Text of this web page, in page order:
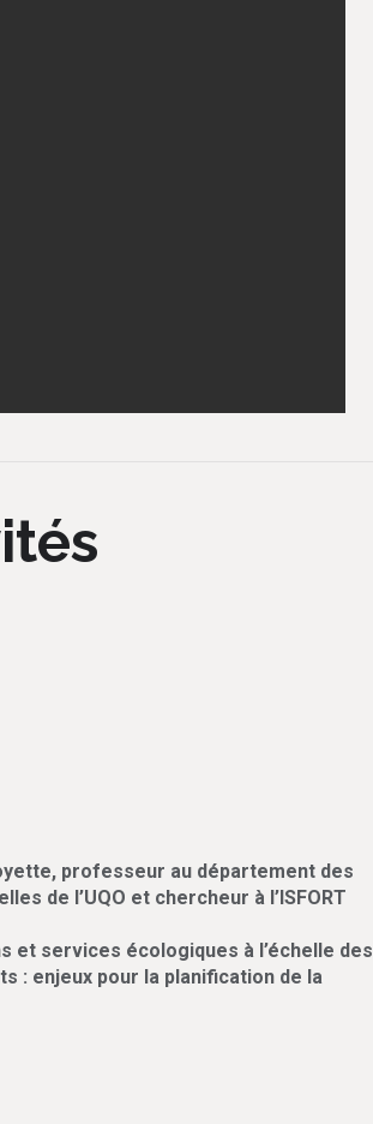
professeur au département des
de l’UQO et chercheur à l’ISFORT
et services écologiques à l’échelle des
: enjeux pour la planification de la